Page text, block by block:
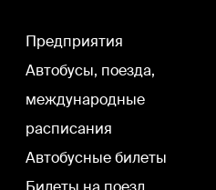
Предприятия
Автобусы, поезда,
международные
расписания
Автобусные билеты